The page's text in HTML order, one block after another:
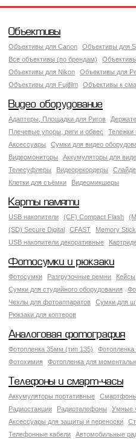
Объективы
Объективы для Canon Объективы для
Все объективы (по брендам)
Объективы для Nikon
Объективы для
Объективы для Fujifilm
Объективы к
Видео оборудование
Адаптеры, Площадки для Ригов
Плечевые упоры, риги и обвес
Тележки
Аксессуары
Сумки для видео
Видеомониторы
Аккумуляторы для
Телесуфлеры
Видеорекордеры
Клетки для съёмки
Видеомикшеры
Карты памяти
USB накопители (CF) Compact Flash
(SD) Secure Digital
CFAST Memory Stick
USB накопители декоративные
Фотосумки и рюкзаки
Фотосумки Разгрузочные ремни Кейсы
Сумки для студийного оборудования
Чехлы для фотоаппаратов
Сумки для
Рюкзаки для коптеров
Аналоговая фотография
Фотопленка 35мм (тип 135)
Фотохимия
Фотопленка для
Телефоны и смарт-часы
Аккумуляторы портативные Смартфоны
Радиостанции
Радиотелефоны Умные
Аксессуары для защиты и переноски
Телефонные кабели
Автомобильные